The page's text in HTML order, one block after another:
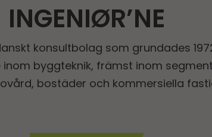
INGENIØR’NE
danskt konsultbolag som grundades
byggteknik, främst inom
bostäder och kommersiella